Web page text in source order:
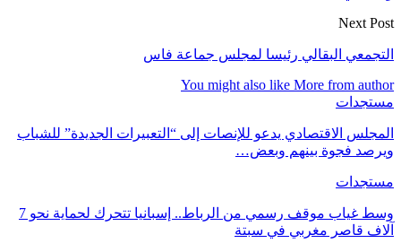
Next Post
التجمعي البقالي رئيسا لمجلس جماعة فاس
You might also like More from author
مستجدات
المجلس الاقتصادي يدعو للإنصات إلى “التعبيرات الجديدة” للشباب
ويرصد فجوة بينهم وبعض…
مستجدات
وسط غياب موقف رسمي من الرباط.. إسبانيا تتحرك لحماية نحو 7
آلاف قاصر مغربي في سبتة